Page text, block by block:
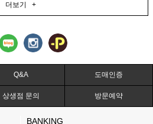
더보기 +
Q&A 도매인증
상생점 문의 방문예약
BANKING